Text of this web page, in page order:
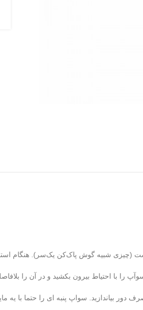
(چیزی شبیه گوش پاک‌کن یک‌سر). هنگام
با احتیاط بیرون بکشید و در آن را بلافاصله
دور بیاندازید. سواپ پنبه ای را حتما با یه